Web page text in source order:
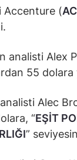
Accenture (
analisti Alex
55
Alec
“EŞİT
”